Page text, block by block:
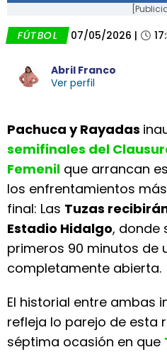
FÚTBOL 07/05/2026 |
Abril Franco
Ver perfil
Pachuca y Rayadas
semifinales del
Femenil que arrancan
los enfrentamientos
final: Las Tuzas
Estadio Hidalgo, donde
primeros 90 minutos de
completamente abierta.
El historial entre ambas
refleja lo parejo de esta
séptima ocasión en que